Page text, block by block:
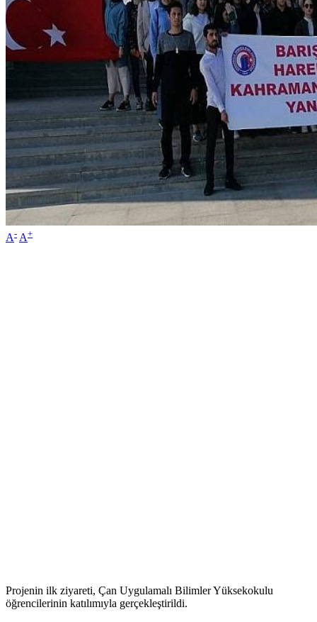
A- A+
Projenin ilk ziyareti, Çan Uygulamalı Bilimler Yüksekokulu
öğrencilerinin katılımıyla gerçekleştirildi.